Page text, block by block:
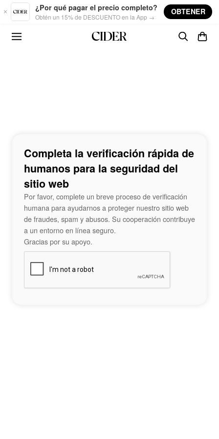
Skip to main content
¿Por qué pagar el precio completo?
Obtén un 15% de DESCUENTO en la App →
OBTENER
Completa la verificación rápida de
humanos para la seguridad del
sitio web
Por favor, complete un breve proceso de verificación
humana para ayudarnos a proteger nuestro sitio web
de fraudes, spam y abusos. Su cooperación contribuye
a un entorno en línea seguro.
Gracias por su apoyo.